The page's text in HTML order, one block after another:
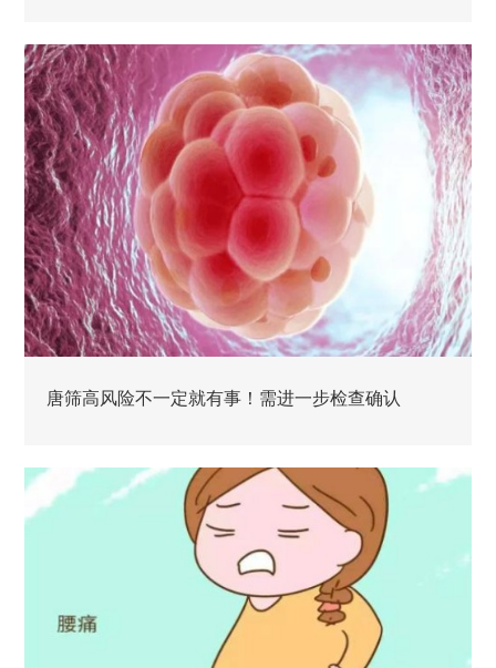
唐筛高风险不一定就有事！需进一步检查确认